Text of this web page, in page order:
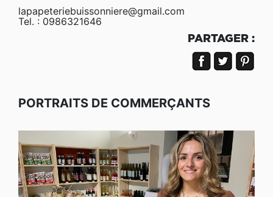
lapapeteriebuissonniere@gmail.com
Tel. : 0986321646
PARTAGER :
PORTRAITS DE COMMERÇANTS